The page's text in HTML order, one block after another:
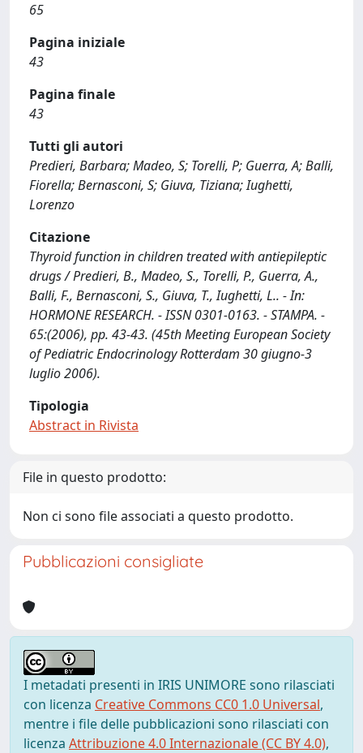
65
Pagina iniziale
43
Pagina finale
43
Tutti gli autori
Predieri, Barbara; Madeo, S; Torelli, P; Guerra, A; Balli,
Fiorella; Bernasconi, S; Giuva, Tiziana; Iughetti,
Lorenzo
Citazione
Thyroid function in children treated with antiepileptic
drugs / Predieri, B., Madeo, S., Torelli, P., Guerra, A.,
Balli, F., Bernasconi, S., Giuva, T., Iughetti, L.. - In:
HORMONE RESEARCH. - ISSN 0301-0163. - STAMPA. -
65:(2006), pp. 43-43. (45th Meeting European Society
of Pediatric Endocrinology Rotterdam 30 giugno-3
luglio 2006).
Tipologia
Abstract in Rivista
File in questo prodotto:
Non ci sono file associati a questo prodotto.
Pubblicazioni consigliate
I metadati presenti in IRIS UNIMORE sono rilasciati
con licenza Creative Commons CC0 1.0 Universal,
mentre i file delle pubblicazioni sono rilasciati con
licenza Attribuzione 4.0 Internazionale (CC BY 4.0),